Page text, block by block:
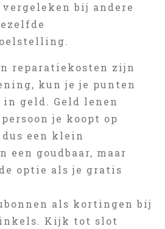
bij andere
reparatiekosten zijn
kun je je punten
geld. Geld lenen
je koopt op
een klein
een goudbaar, maar
optie als je gratis
als kortingen bij
Kijk tot slot